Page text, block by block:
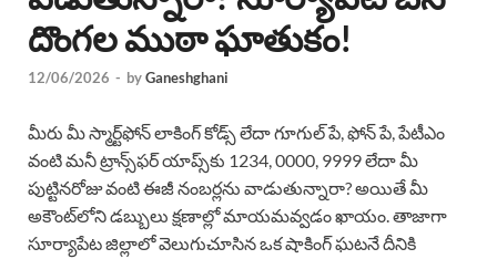
దొంగల ముఠా ఘాతుకం!
12/06/2026 - byGaneshghani
మీరు మీ స్మార్ట్‌ఫోన్ లాకింగ్ కోడ్స్ లేదా గూగుల్ పే, ఫోన్ పే, పేటీఎం
వంటి మనీ ట్రాన్స్‌ఫర్ యాప్స్‌కు 1234, 0000, 9999 లేదా మీ
పుట్టినరోజు వంటి ఈజీ నంబర్లను వాడుతున్నారా? అయితే మీ
అకౌంట్‌లోని డబ్బులు క్షణాల్లో మాయమవ్వడం ఖాయం. తాజాగా
సూర్యాపేట జిల్లాలో వెలుగుచూసిన ఒక షాకింగ్ ఘటనే దీనికి